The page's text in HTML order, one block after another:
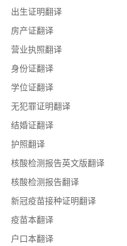
出生证明翻译
房产证翻译
营业执照翻译
身份证翻译
学位证翻译
无犯罪证明翻译
结婚证翻译
护照翻译
核酸检测报告英文版翻译
核酸检测报告翻译
新冠疫苗接种证明翻译
疫苗本翻译
户口本翻译